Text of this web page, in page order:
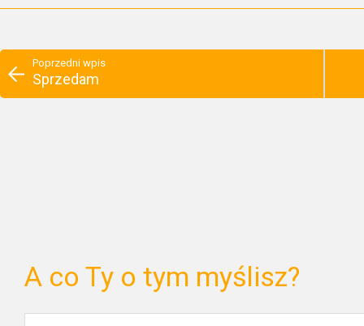
Poprzedni wpis
Sprzedam
A co Ty o tym myślisz?